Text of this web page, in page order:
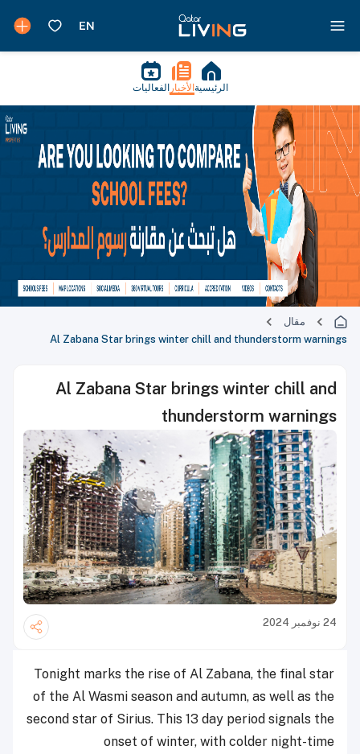
الرئيسية الأخبار الفعاليات
مقال
Al Zabana Star brings winter chill and thunderstorm warnings
Al Zabana Star brings winter chill and
thunderstorm warnings
24 نوفمبر 2024
Tonight marks the rise of Al Zabana, the final star
of the Al Wasmi season and autumn, as well as the
second star of Sirius. This 13 day period signals the
onset of winter, with colder night-time